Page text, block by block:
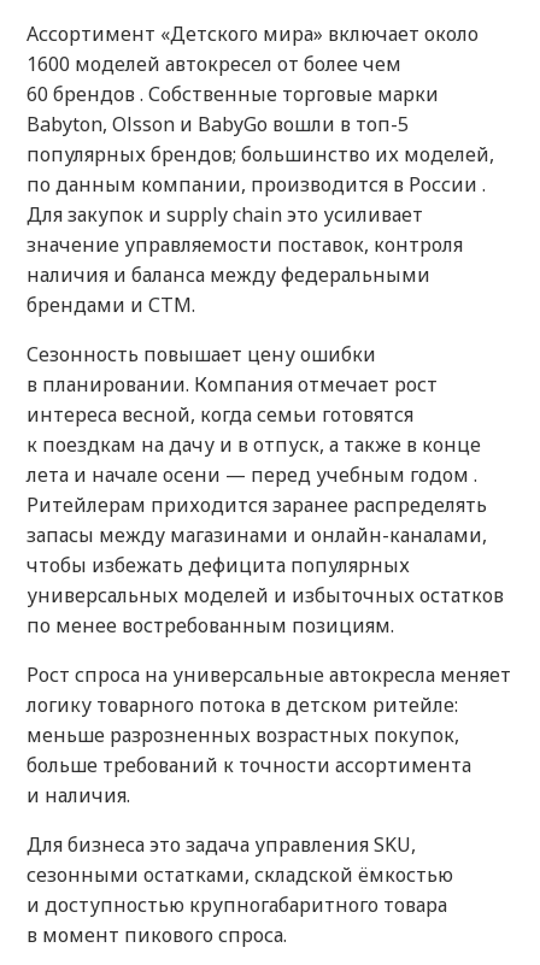
Ассортимент «Детского мира» включает около
1600 моделей автокресел от более чем
60 брендов . Собственные торговые марки
Babyton, Olsson и BabyGo вошли в топ-5
популярных брендов; большинство их моделей,
по данным компании, производится в России .
Для закупок и supply chain это усиливает
значение управляемости поставок, контроля
наличия и баланса между федеральными
брендами и СТМ.
Сезонность повышает цену ошибки
в планировании. Компания отмечает рост
интереса весной, когда семьи готовятся
к поездкам на дачу и в отпуск, а также в конце
лета и начале осени — перед учебным годом .
Ритейлерам приходится заранее распределять
запасы между магазинами и онлайн-каналами,
чтобы избежать дефицита популярных
универсальных моделей и избыточных остатков
по менее востребованным позициям.
Рост спроса на универсальные автокресла меняет
логику товарного потока в детском ритейле:
меньше разрозненных возрастных покупок,
больше требований к точности ассортимента
и наличия.
Для бизнеса это задача управления SKU,
сезонными остатками, складской ёмкостью
и доступностью крупногабаритного товара
в момент пикового спроса.